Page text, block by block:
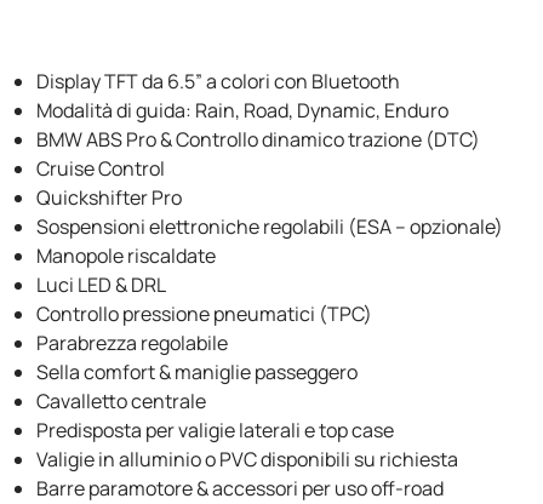
Display TFT da 6.5” a colori con Bluetooth
Modalità di guida: Rain, Road, Dynamic, Enduro
BMW ABS Pro & Controllo dinamico trazione (DTC)
Cruise Control
Quickshifter Pro
Sospensioni elettroniche regolabili (ESA – opzionale)
Manopole riscaldate
Luci LED & DRL
Controllo pressione pneumatici (TPC)
Parabrezza regolabile
Sella comfort & maniglie passeggero
Cavalletto centrale
Predisposta per valigie laterali e top case
Valigie in alluminio o PVC disponibili su richiesta
Barre paramotore & accessori per uso off-road